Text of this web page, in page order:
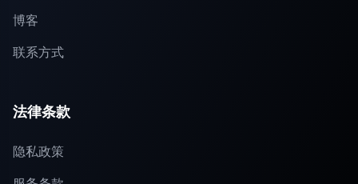
博客
联系方式
法律条款
隐私政策